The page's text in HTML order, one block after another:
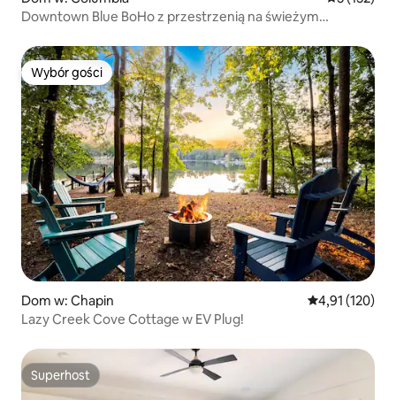
Downtown Blue BoHo z przestrzenią na świeżym
Wybór gości
Wybór gości
Dom w: Chapin Średnia
4,91 (120)
Lazy Creek Cove Cottage w EV Plug!
Superhost
Superhost